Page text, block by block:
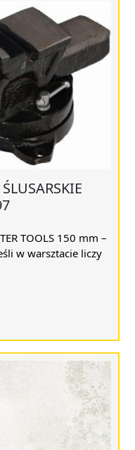
TOOLS 150 mm –
w warsztacie liczy